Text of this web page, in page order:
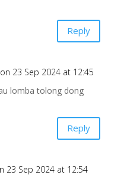
Reply
on 23 Sep 2024 at 12:45
lomba tolong dong
Reply
23 Sep 2024 at 12:54